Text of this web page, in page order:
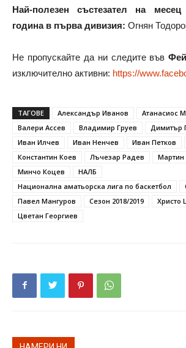
Най-полезен състезател на
година в първа дивизия: Огнян
Не пропускайте да ни следите във
изключително активни: https://
ТАГОВЕ Александър Иванов
Атанасиос
Валери Ассев
Владимир Груев
Димитър
Иван Илчев
Иван Ненчев Иван Петков
Константин Коев
Лъчезар Радев
Мартин
Минчо Коцев
НАЛБ
Национална аматьорска лига по баскетбол
Павел Мангуров
Сезон 2018/2019
Христо
Цветан Георгиев